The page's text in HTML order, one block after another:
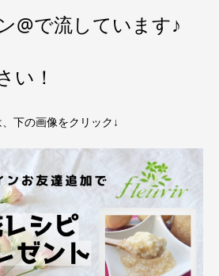
@で流しています♪
い！
下の画像をクリック↓